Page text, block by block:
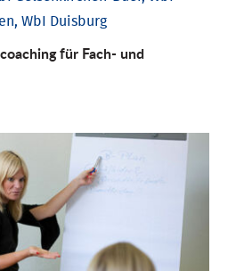
WbI Duisburg
für Fach-­ und